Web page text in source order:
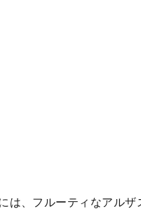
は、フルーティなアル